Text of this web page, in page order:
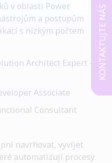
v oblasti Power
a postupům
s nízkým počtem
Architect Expert –
Associate
Consultant
navrhovat, vyvíjet
automatizují procesy
KONTAKTUJTE NÁS